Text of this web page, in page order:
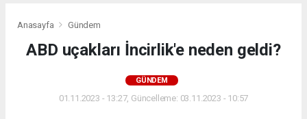
Anasayfa Gündem
ABD uçakları İncirlik'e neden geldi?
GÜNDEM
01.11.2023 - 13:27, Güncelleme: 03.11.2023 - 10:57